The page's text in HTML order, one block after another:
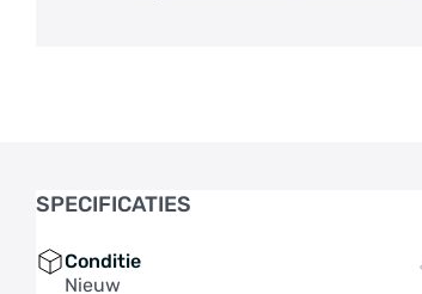
SPECIFICATIES
Conditie
Nieuw